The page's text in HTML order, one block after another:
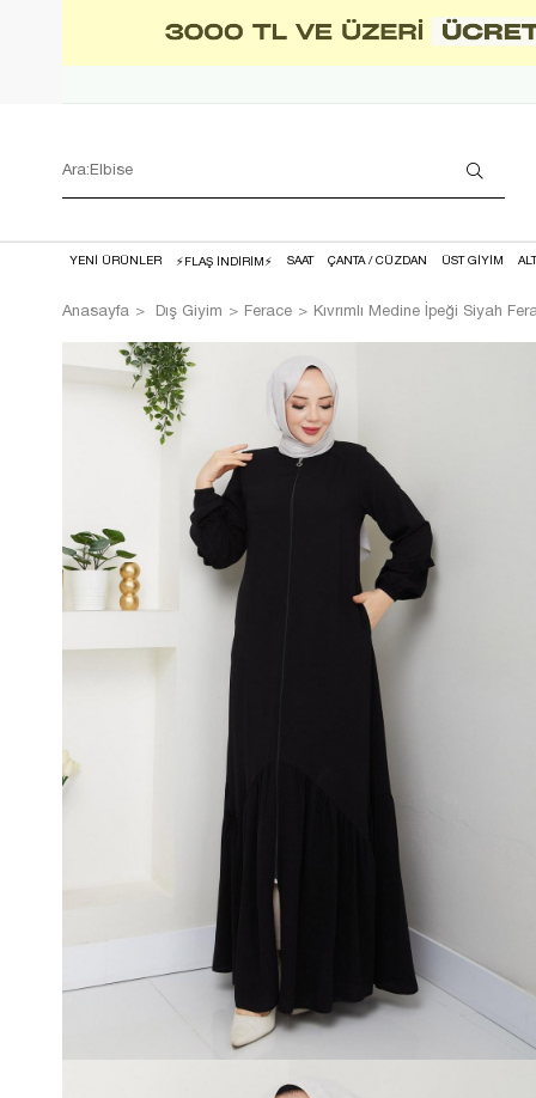
YENİ ÜRÜNLER ⚡FLAŞ İNDİRİM⚡ SAAT ÇANTA / CÜZDAN ÜST GİYİM
Anasayfa Dış Giyim Ferace Kıvrımlı Medine İpeği Siyah